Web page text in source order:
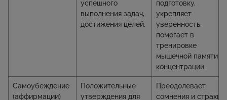
успешного
выполнения задач,
достижения целей.
подготовку,
укрепляет
уверенность,
помогает в
тренировке
мышечной памяти,
концентрации.
Самоубеждение
(аффирмации)
Положительные
утверждения для
Преодолевает
сомнения и страхи,